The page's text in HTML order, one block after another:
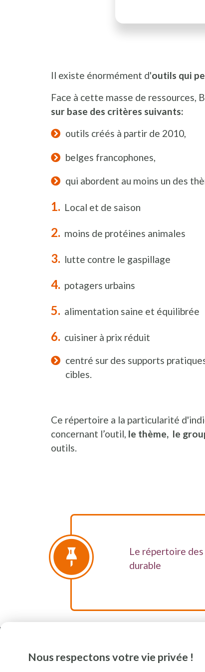
Nous respectons votre vie privée !
Il existe énormément d'outils qui
Face à cette masse de ressources,
sur base des critères suivants:
outils créés à partir de 2010,
belges francophones,
qui abordent au moins un des
Local et de saison
moins de protéines animales
lutte contre le gaspillage
potagers urbains
alimentation saine et équilibrée
cuisiner à prix réduit
centré sur des supports
cibles.
Ce répertoire a la particularité
concernant l’outil, le thème, le
outils.
Le répertoire
durable